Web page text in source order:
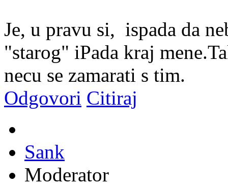
Je, u pravu si, ispada da
"starog" iPada kraj
necu se zamarati s tim.
Odgovori Citiraj
Sank
Moderator